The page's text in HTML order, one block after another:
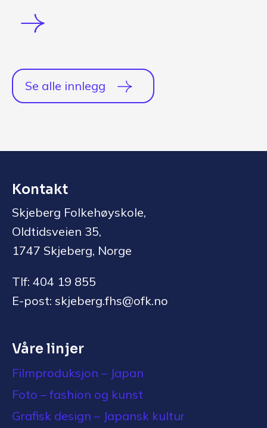
Se alle innlegg
Kontakt
Skjeberg Folkehøyskole,
Oldtidsveien 35,
1747 Skjeberg, Norge
Tlf: 404 19 855
E-post: skjeberg.fhs@ofk.no
Våre linjer
Filmproduksjon – Japan
Foto – fashion og kunst
Grafisk design – Japansk kultur